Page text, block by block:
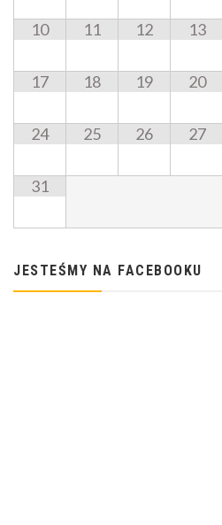
10 11 12 13
17 18 19 20
24 25 26 27
31
JESTEŚMY NA FACEBOOKU